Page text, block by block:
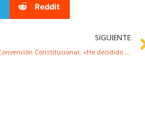
Reddit
SIGUIENTE
Expresidente Ricardo Lagos a Convención Constitucional: «He decidido no participar en la Ceremonia de Clausura»